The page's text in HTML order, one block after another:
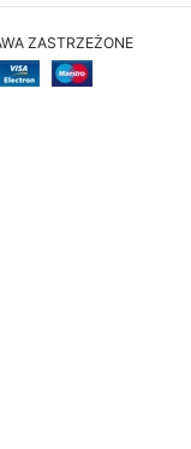
ZASTRZEŻONE